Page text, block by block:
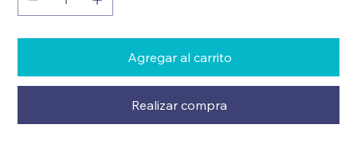
Agregar al carrito
Realizar compra